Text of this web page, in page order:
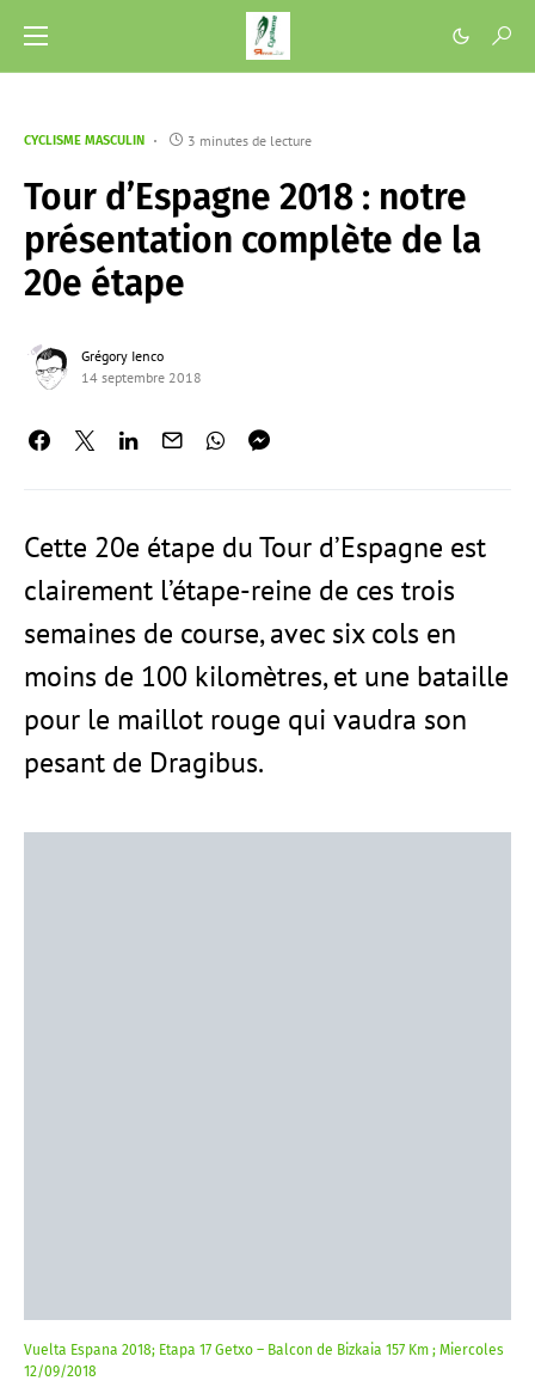
CYCLISME MASCULIN 3 minutes de lecture
Tour d’Espagne 2018 : notre
présentation complète de la
20e étape
Grégory Ienco
14 septembre 2018
Cette 20e étape du Tour d’Espagne est
clairement l’étape-reine de ces trois
semaines de course, avec six cols en
moins de 100 kilomètres, et une bataille
pour le maillot rouge qui vaudra son
pesant de Dragibus.
Vuelta Espana 2018; Etapa 17 Getxo – Balcon de Bizkaia 157 Km ; Miercoles
12/09/2018